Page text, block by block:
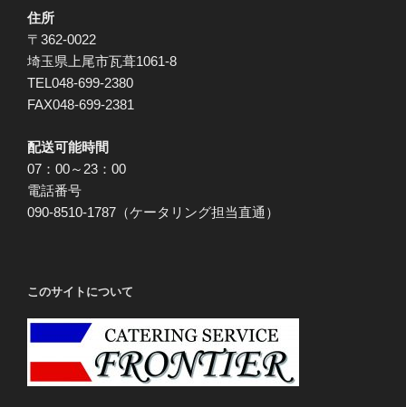
住所
〒362-0022
埼玉県上尾市瓦葺1061-8
TEL048-699-2380
FAX048-699-2381
配送可能時間
07：00～23：00
電話番号
090-8510-1787（ケータリング担当直通）
このサイトについて